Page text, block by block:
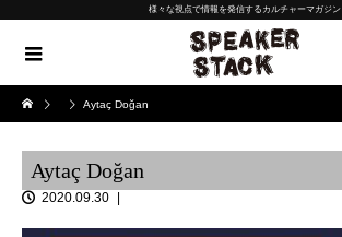
様々な視点で情報を発信するカルチャーマガジン
Aytaç Doğan
Aytaç Doğan
2020.09.30